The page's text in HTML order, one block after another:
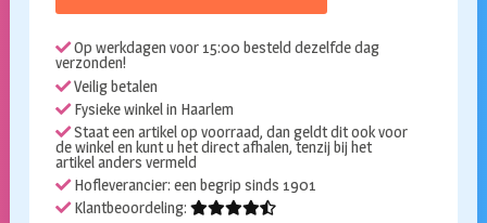
Op werkdagen voor 15:00 besteld dezelfde dag
verzonden!
Veilig betalen
Fysieke winkel in Haarlem
Staat een artikel op voorraad, dan geldt dit ook voor
de winkel en kunt u het direct afhalen, tenzij bij het
artikel anders vermeld
Hofleverancier: een begrip sinds 1901
Klantbeoordeling: